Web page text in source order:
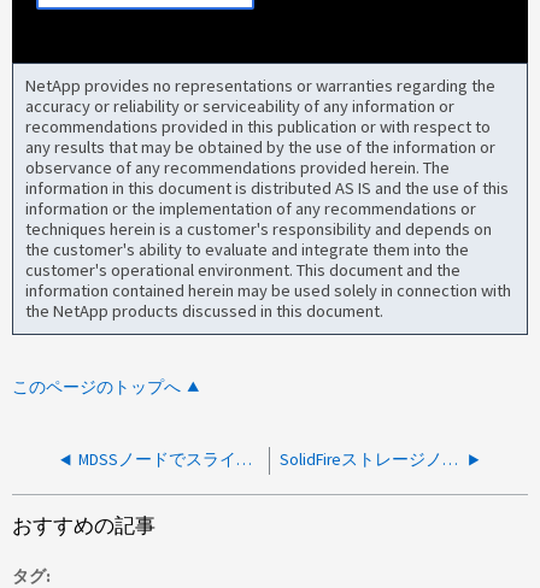
NetApp provides no representations or warranties regarding the
accuracy or reliability or serviceability of any information or
recommendations provided in this publication or with respect to
any results that may be obtained by the use of the information or
observance of any recommendations provided herein. The
information in this document is distributed AS IS and the use of this
information or the implementation of any recommendations or
techniques herein is a customer's responsibility and depends on
the customer's ability to evaluate and integrate them into the
customer's operational environment. This document and the
information contained herein may be used solely in connection with
the NetApp products discussed in this document.
このページのトップへ
MDSSノードでスライスドライブを削除する方法 SolidFireストレージノードまたはHCIストレージノードの交換方法
おすすめの記事
タグ